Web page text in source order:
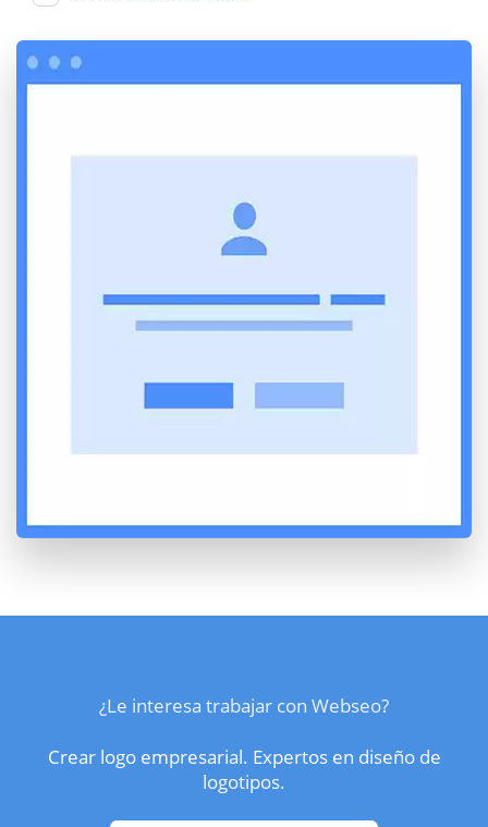
¿Le interesa trabajar con Webseo?
Crear logo empresarial. Expertos en diseño de
logotipos.